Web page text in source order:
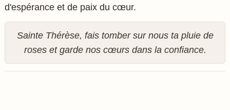
d'espérance et de paix du cœur.
Sainte Thérèse, fais tomber sur nous ta pluie de
roses et garde nos cœurs dans la confiance.